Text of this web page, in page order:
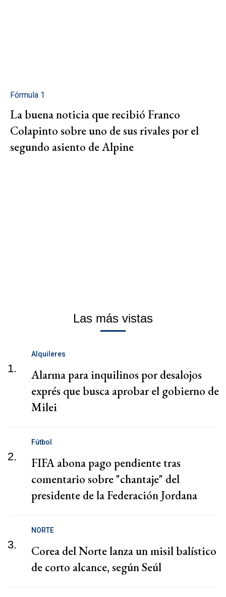
Fórmula 1
La buena noticia que recibió Franco
Colapinto sobre uno de sus rivales por el
segundo asiento de Alpine
Las más vistas
1.
Alquileres
Alarma para inquilinos por desalojos
exprés que busca aprobar el gobierno de
Milei
2.
Fútbol
FIFA abona pago pendiente tras
comentario sobre "chantaje" del
presidente de la Federación Jordana
3.
NORTE
Corea del Norte lanza un misil balístico
de corto alcance, según Seúl